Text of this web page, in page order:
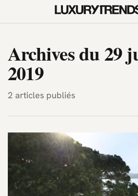
Archives du 29
2019
2 articles publiés